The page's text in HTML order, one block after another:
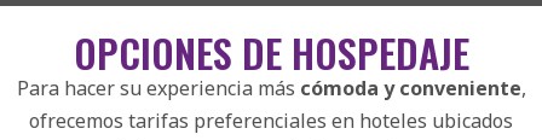
OPCIONES DE HOSPEDAJE
Para hacer su experiencia más cómoda y conveniente,
ofrecemos tarifas preferenciales en hoteles ubicados